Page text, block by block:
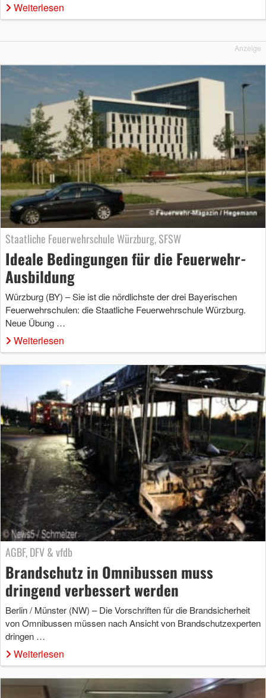
Weiterlesen
Anzeige
Staatliche Feuerwehrschule Würzburg, SFSW
Ideale Bedingungen für die Feuerwehr-
Ausbildung
Würzburg (BY) – Sie ist die nördlichste der drei Bayerischen
Feuerwehrschulen: die Staatliche Feuerwehrschule Würzburg.
Neue Übung …
Weiterlesen
AGBF, DFV & vfdb
Brandschutz in Omnibussen muss
dringend verbessert werden
Berlin / Münster (NW) – Die Vorschriften für die Brandsicherheit
von Omnibussen müssen nach Ansicht von Brandschutzexperten
dringen …
Weiterlesen